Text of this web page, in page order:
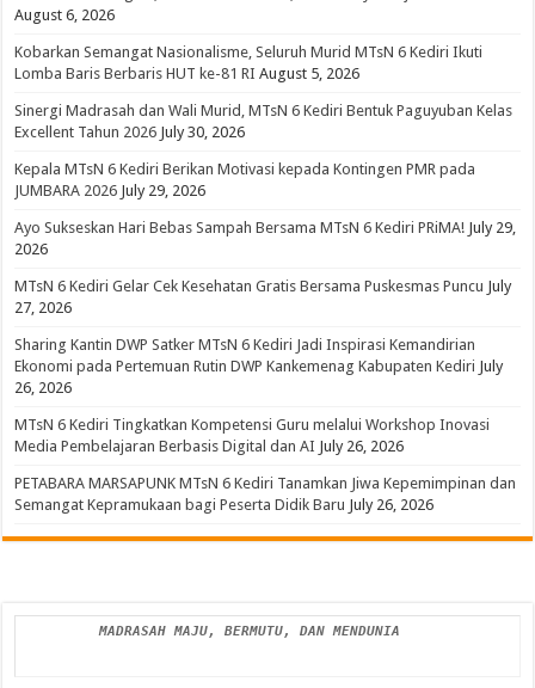
August 6, 2026
Kobarkan Semangat Nasionalisme, Seluruh Murid MTsN 6 Kediri Ikuti
Lomba Baris Berbaris HUT ke-81 RI August 5, 2026
Sinergi Madrasah dan Wali Murid, MTsN 6 Kediri Bentuk Paguyuban Kelas
Excellent Tahun 2026 July 30, 2026
Kepala MTsN 6 Kediri Berikan Motivasi kepada Kontingen PMR pada
JUMBARA 2026 July 29, 2026
Ayo Sukseskan Hari Bebas Sampah Bersama MTsN 6 Kediri PRiMA! July 29,
2026
MTsN 6 Kediri Gelar Cek Kesehatan Gratis Bersama Puskesmas Puncu July
27, 2026
Sharing Kantin DWP Satker MTsN 6 Kediri Jadi Inspirasi Kemandirian
Ekonomi pada Pertemuan Rutin DWP Kankemenag Kabupaten Kediri July
26, 2026
MTsN 6 Kediri Tingkatkan Kompetensi Guru melalui Workshop Inovasi
Media Pembelajaran Berbasis Digital dan AI July 26, 2026
PETABARA MARSAPUNK MTsN 6 Kediri Tanamkan Jiwa Kepemimpinan dan
Semangat Kepramukaan bagi Peserta Didik Baru July 26, 2026
MADRASAH MAJU, BERMUTU, DAN MENDUNIA